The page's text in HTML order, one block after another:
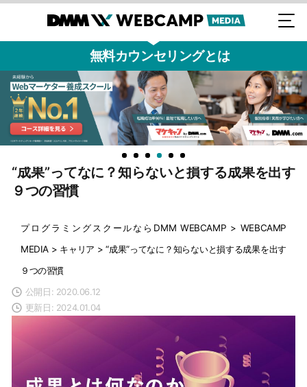
無料カウンセリングとは
“成果”ってなに？知らないと損する成果を出す
９つの習慣
プログラミングスクールならDMM WEBCAMP > WEBCAMP
MEDIA > キャリア >“成果”ってなに？知らないと損する成果を出す
９つの習慣
公開日: 2020.06.12
更新日: 2024.01.04